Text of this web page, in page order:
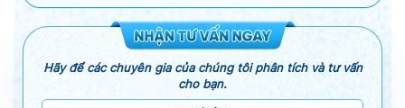
Hãy để các chuyên gia của chúng tôi phân tích và tư vấn
cho bạn.